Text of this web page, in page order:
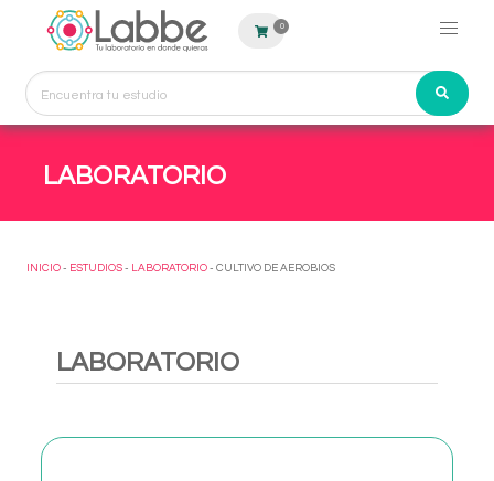
0
LABORATORIO
INICIO - ESTUDIOS - LABORATORIO - CULTIVO DE AEROBIOS
LABORATORIO